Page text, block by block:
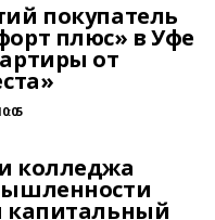
покупатель
плюс» в Уфе
от
колледжа
капитальный